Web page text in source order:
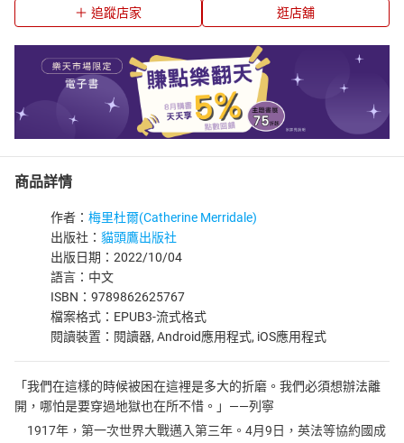
追蹤店家 逛店舖
商品詳情
作者： 梅里杜爾(Catherine Merridale)
出版社： 貓頭鷹出版社
出版日期：2022/10/04
語言：中文
ISBN：9789862625767
檔案格式：EPUB3-流式格式
閱讀裝置：閱讀器, Android應用程式, iOS應用程式
「我們在這樣的時候被困在這裡是多大的折磨。我們必須想辦法離
開，哪怕是要穿過地獄也在所不惜。」——列寧
1917年，第一次世界大戰邁入第三年。4月9日，英法等協約國成